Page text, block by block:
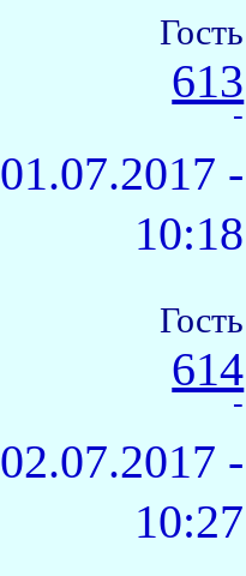
Гость
613
-
01.07.2017 -
10:18
Гость
614
-
02.07.2017 -
10:27